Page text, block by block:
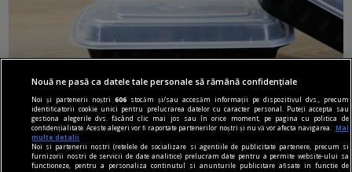
publicitate
Nouă ne pasă ca datele tale personale să rămână confidențiale
Noi și partenerii noștri606 stocăm și/sau accesăm informații pe dispozitivul dvs., precum
identificatorii cookie unici pentru prelucrarea datelor cu caracter personal. Puteți accepta sau
gestiona alegerile dvs. făcând clic mai jos sau în orice moment, pe pagina cu politica de
confidențialitate. Aceste alegeri vor fi raportate partenerilor noștri și nu vă vor afecta navigarea.
Mai
multe detalii
Noi si partenerii nostri (retelele de socializare si agentiile de publicitate partenere, precum si
furnizorii nostri de servicii de date analitice) prelucram date pentru a permite website-ului sa
functioneze, pentru a personaliza continutul si anunturile publicitare afisate in functie de